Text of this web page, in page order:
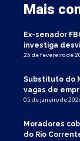
Mais
Ex-senador
investiga
25 de fevereiro de
Substituto do
vagas de
05 de janeiro de
Moradores
do Rio